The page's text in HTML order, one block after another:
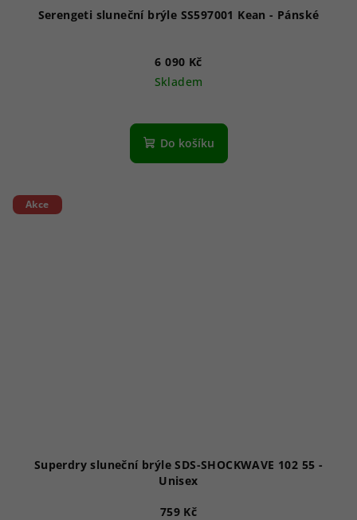
Serengeti sluneční brýle SS597001 Kean - Pánské
6 090 Kč
Skladem
Do košíku
Akce
Superdry sluneční brýle SDS-SHOCKWAVE 102 55 -
Unisex
759 Kč